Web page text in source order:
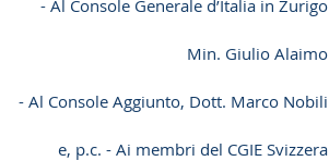
- Al Console Generale d’Italia in Zurigo
Min. Giulio Alaimo
- Al Console Aggiunto, Dott. Marco Nobili
e, p.c. - Ai membri del CGIE Svizzera